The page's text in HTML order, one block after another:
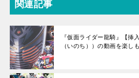
関連記事
『仮面ライダー龍騎』【挿
（いのち））の動画を楽し